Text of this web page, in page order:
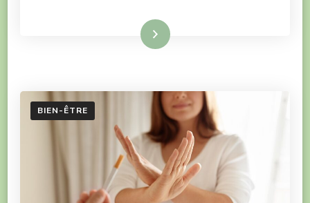
Lire la suite
BIEN-ÊTRE